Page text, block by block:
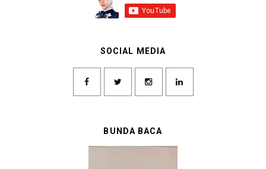
SOCIAL MEDIA
BUNDA BACA